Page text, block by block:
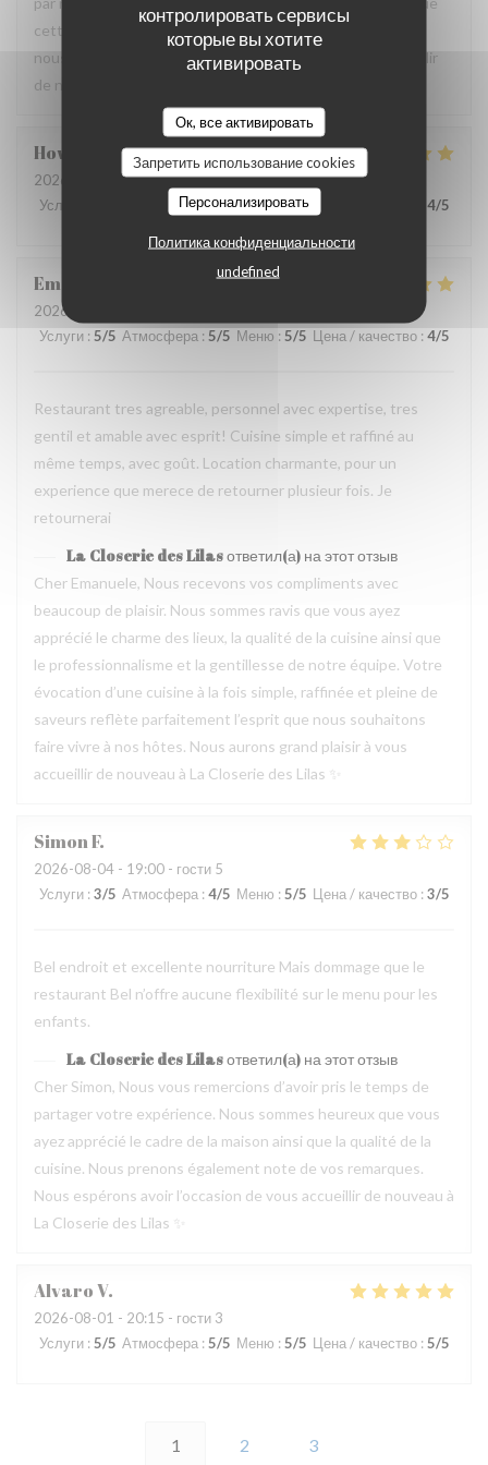
контролировать сервисы
которые вы хотите
активировать
Ок, все активировать
Запретить использование cookies
Персонализировать
Политика конфиденциальности
undefined
cette expérience a contribué à la réussite de votre repas
nous fait très plaisir. Nous serons heureux de vous accueillir
de nouveau à La Closerie des Lilas ✨
Howard
2026-07-31
- 20:15 - гости 4
Услуги
Атмосфера:5/5 Меню:5/5 4/5
Emanuele
2026-07-31
Услуги : 5/5 Атмосфера : 5/5 Меню : 5/5 Цена / качество : 4/5
Restaurant tres agreable, personnel avec expertise, tres
gentil et amable avec esprit! Cuisine simple et raffiné au
même temps, avec goût. Location charmante, pour un
experience que merece de retourner plusieur fois. Je
retournerai
La Closerie des Lilasответил(а) на этот отзыв
Cher Emanuele, Nous recevons vos compliments avec
beaucoup de plaisir. Nous sommes ravis que vous ayez
apprécié le charme des lieux, la qualité de la cuisine ainsi que
le professionnalisme et la gentillesse de notre équipe. Votre
évocation d’une cuisine à la fois simple, raffinée et pleine de
saveurs reflète parfaitement l’esprit que nous souhaitons
faire vivre à nos hôtes. Nous aurons grand plaisir à vous
accueillir de nouveau à La Closerie des Lilas ✨
SimonF
2026-08-04 - 19:00 - гости 5
Услуги : 3/5 Атмосфера : 4/5 Меню : 5/5 Цена / качество : 3/5
Bel endroit et excellente nourriture Mais dommage que le
restaurant Bel n’offre aucune flexibilité sur le menu pour les
enfants.
La Closerie des Lilasответил(а) на этот отзыв
Cher Simon, Nous vous remercions d’avoir pris le temps de
partager votre expérience. Nous sommes heureux que vous
ayez apprécié le cadre de la maison ainsi que la qualité de la
cuisine. Nous prenons également note de vos remarques.
Nous espérons avoir l’occasion de vous accueillir de nouveau à
La Closerie des Lilas ✨
AlvaroV
2026-08-01 - 20:15 - гости 3
Услуги : 5/5 Атмосфера : 5/5 Меню : 5/5 Цена / качество : 5/5
1 2 3